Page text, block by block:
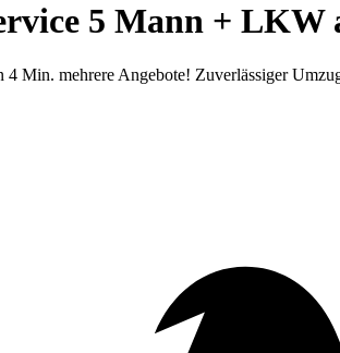
5 Mann + LKW
Min. mehrere Angebote! Zuverlässiger